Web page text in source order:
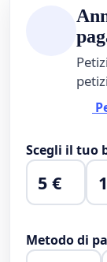
Scegli il tuo
5 €
Metodo di